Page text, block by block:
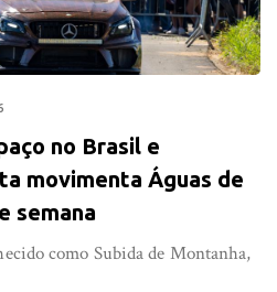
no Brasil e
movimenta Águas de
semana
como Subida de Montanha,